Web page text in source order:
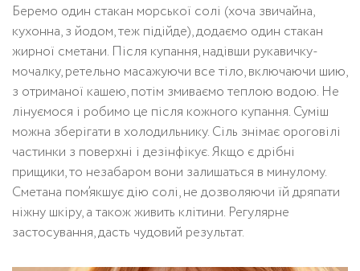
Беремо один стакан морської солі (хоча звичайна,
кухонна, з йодом, теж підійде), додаємо один стакан
жирної сметани. Після купання, надівши рукавичку-
мочалку, ретельно масажуючи все тіло, включаючи шию,
з отриманої кашею, потім змиваємо теплою водою. Не
лінуємося і робимо це після кожного купання. Суміш
можна зберігати в холодильнику. Сіль знімає ороговілі
частинки з поверхні і дезінфікує. Якщо є дрібні
прищики, то незабаром вони залишаться в минулому.
Сметана пом’якшує дію солі, не дозволяючи їй дряпати
ніжну шкіру, а також живить клітини. Регулярне
застосування, дасть чудовий результат.